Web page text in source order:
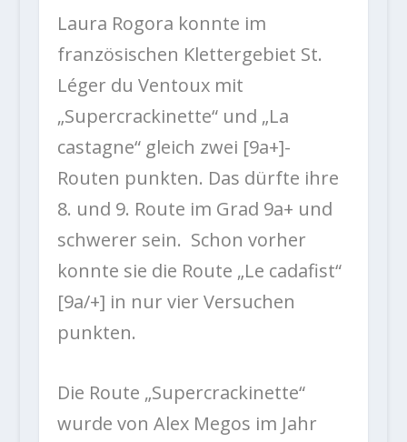
Laura Rogora konnte im
französischen Klettergebiet St.
Léger du Ventoux mit
„Supercrackinette“ und „La
castagne“ gleich zwei [9a+]-
Routen punkten. Das dürfte ihre
8. und 9. Route im Grad 9a+ und
schwerer sein. Schon vorher
konnte sie die Route „Le cadafist“
[9a/+] in nur vier Versuchen
punkten.
Die Route „Supercrackinette“
wurde von Alex Megos im Jahr